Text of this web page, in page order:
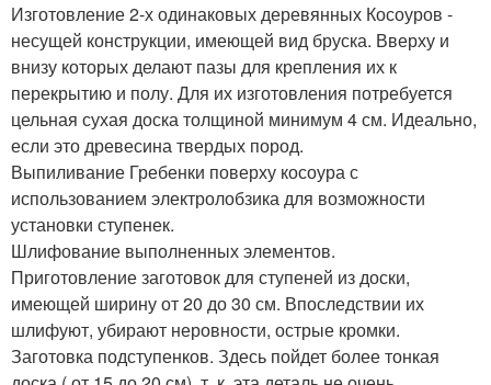
Изготовление 2-х одинаковых деревянных Косоуров -
несущей конструкции, имеющей вид бруска. Вверху и
внизу которых делают пазы для крепления их к
перекрытию и полу. Для их изготовления потребуется
цельная сухая доска толщиной минимум 4 см. Идеально,
если это древесина твердых пород.
Выпиливание Гребенки поверху косоура с
использованием электролобзика для возможности
установки ступенек.
Шлифование выполненных элементов.
Приготовление заготовок для ступеней из доски,
имеющей ширину от 20 до 30 см. Впоследствии их
шлифуют, убирают неровности, острые кромки.
Заготовка подступенков. Здесь пойдет более тонкая